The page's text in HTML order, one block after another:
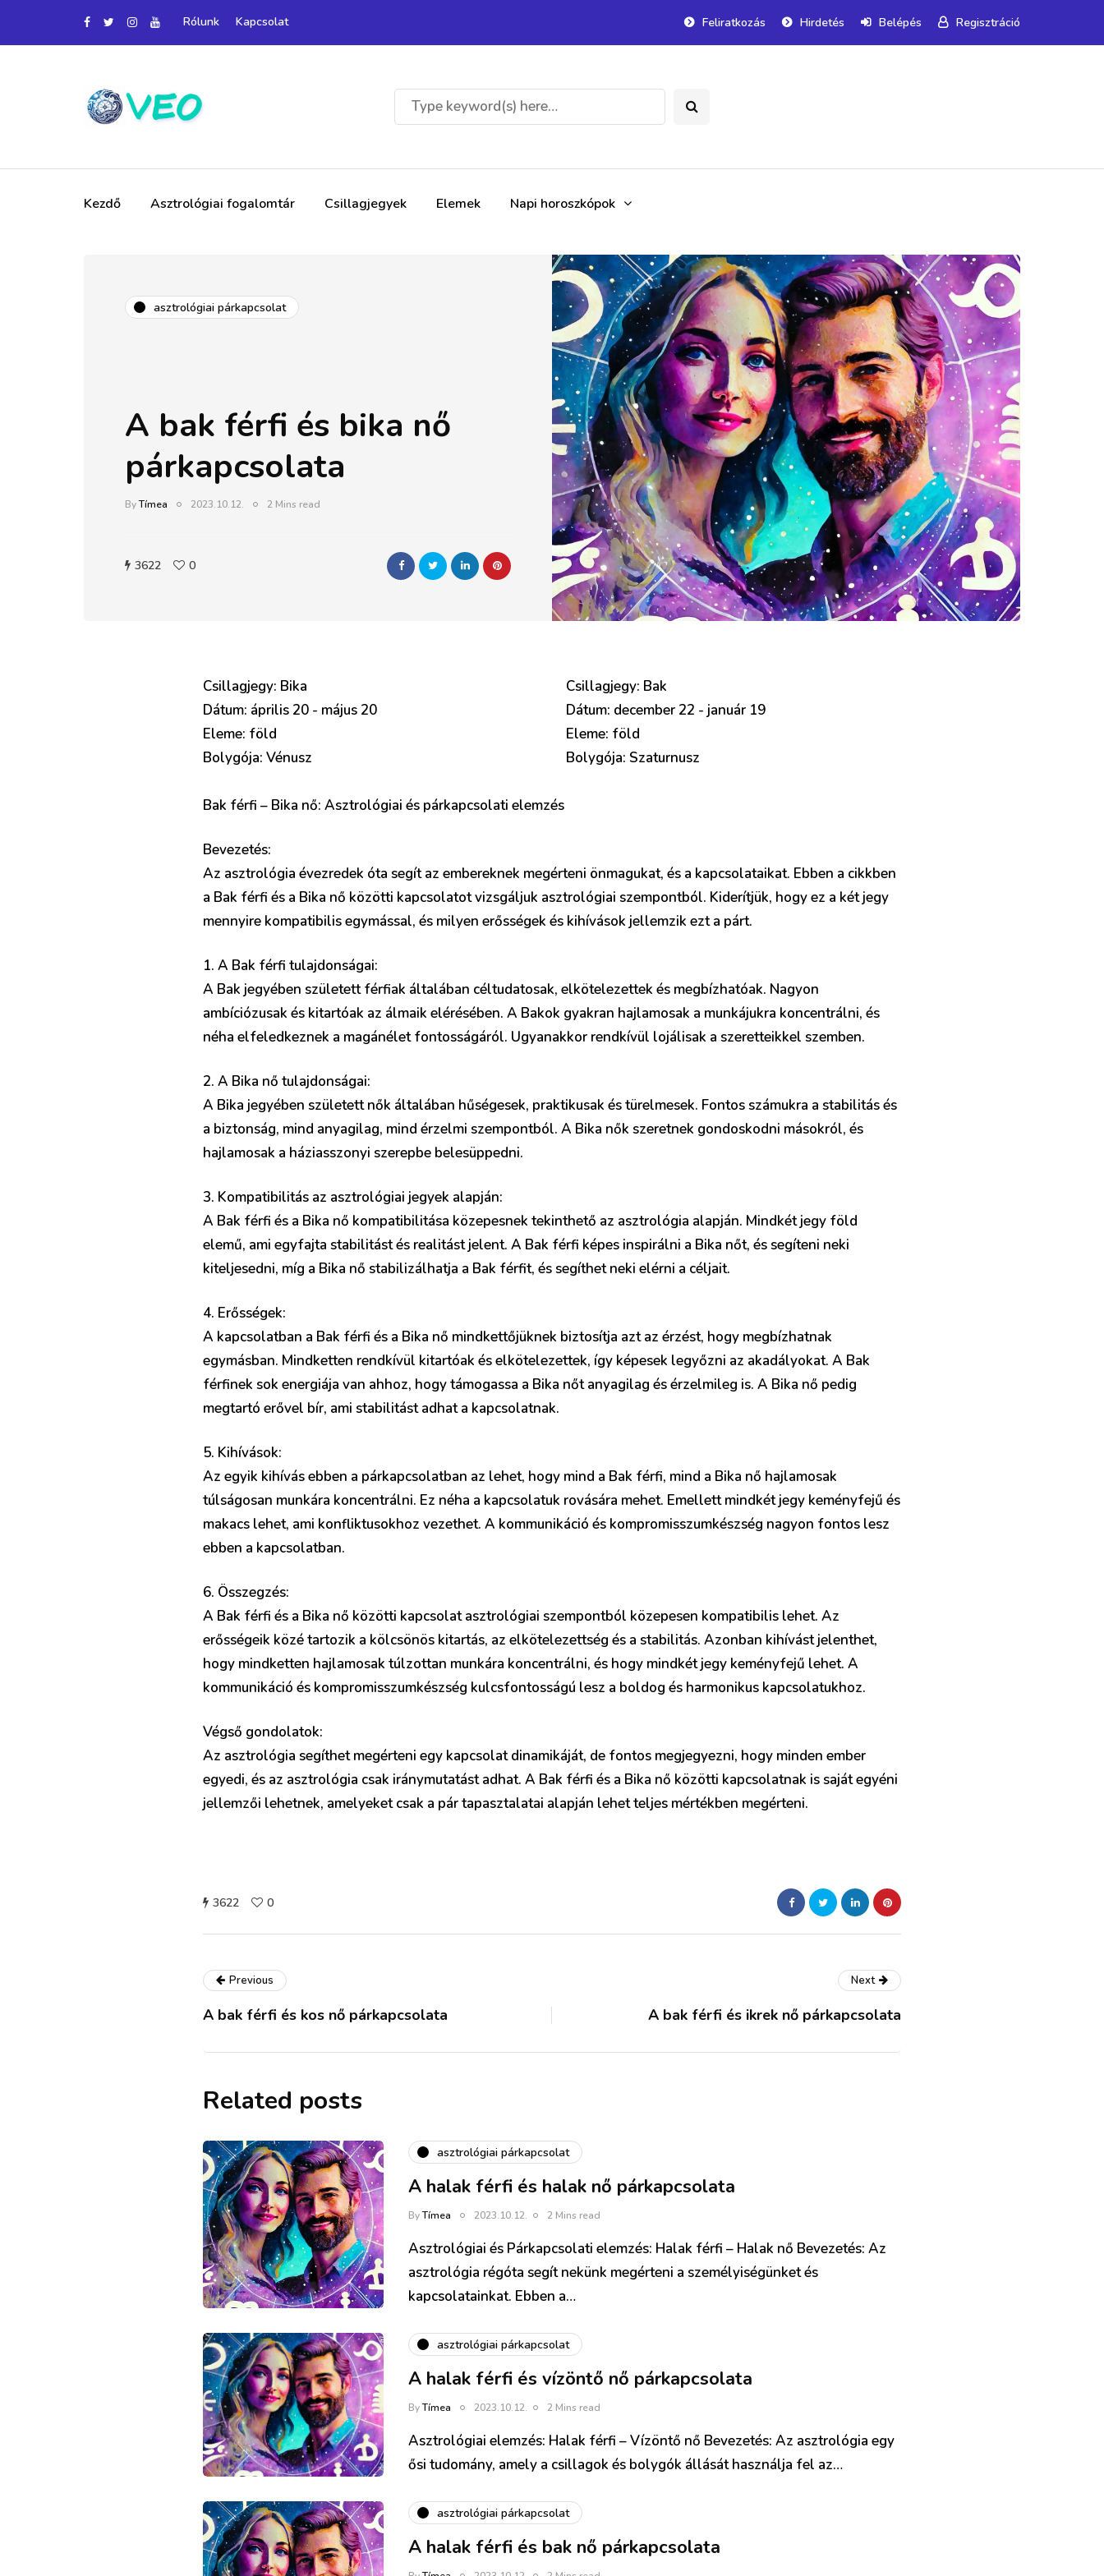
Rólunk Kapcsolat Regisztráció
Belépés
Hirdetés
Feliratkozás
Kezdő Asztrológiai fogalomtár Csillagjegyek Elemek Napi horoszkópok
asztrológiai párkapcsolat
A bak férfi és bika nő
párkapcsolata
ByTímea 2023.10.12. 2 Mins read
3622 0
Csillagjegy: Bika
Dátum: április 20 - május 20
Eleme: föld
Bolygója: Vénusz
Csillagjegy: Bak
Dátum: december 22 - január 19
Eleme: föld
Bolygója: Szaturnusz
Bak férfi – Bika nő: Asztrológiai és párkapcsolati elemzés
Bevezetés:
Az asztrológia évezredek óta segít az embereknek megérteni önmagukat, és a kapcsolataikat. Ebben a cikkben
a Bak férfi és a Bika nő közötti kapcsolatot vizsgáljuk asztrológiai szempontból. Kiderítjük, hogy ez a két jegy
mennyire kompatibilis egymással, és milyen erősségek és kihívások jellemzik ezt a párt.
1. A Bak férfi tulajdonságai:
A Bak jegyében született férfiak általában céltudatosak, elkötelezettek és megbízhatóak. Nagyon
ambíciózusak és kitartóak az álmaik elérésében. A Bakok gyakran hajlamosak a munkájukra koncentrálni, és
néha elfeledkeznek a magánélet fontosságáról. Ugyanakkor rendkívül lojálisak a szeretteikkel szemben.
2. A Bika nő tulajdonságai:
A Bika jegyében született nők általában hűségesek, praktikusak és türelmesek. Fontos számukra a stabilitás és
a biztonság, mind anyagilag, mind érzelmi szempontból. A Bika nők szeretnek gondoskodni másokról, és
hajlamosak a háziasszonyi szerepbe belesüppedni.
3. Kompatibilitás az asztrológiai jegyek alapján:
A Bak férfi és a Bika nő kompatibilitása közepesnek tekinthető az asztrológia alapján. Mindkét jegy föld
elemű, ami egyfajta stabilitást és realitást jelent. A Bak férfi képes inspirálni a Bika nőt, és segíteni neki
kiteljesedni, míg a Bika nő stabilizálhatja a Bak férfit, és segíthet neki elérni a céljait.
4. Erősségek:
A kapcsolatban a Bak férfi és a Bika nő mindkettőjüknek biztosítja azt az érzést, hogy megbízhatnak
egymásban. Mindketten rendkívül kitartóak és elkötelezettek, így képesek legyőzni az akadályokat. A Bak
férfinek sok energiája van ahhoz, hogy támogassa a Bika nőt anyagilag és érzelmileg is. A Bika nő pedig
megtartó erővel bír, ami stabilitást adhat a kapcsolatnak.
5. Kihívások:
Az egyik kihívás ebben a párkapcsolatban az lehet, hogy mind a Bak férfi, mind a Bika nő hajlamosak
túlságosan munkára koncentrálni. Ez néha a kapcsolatuk rovására mehet. Emellett mindkét jegy keményfejű és
makacs lehet, ami konfliktusokhoz vezethet. A kommunikáció és kompromisszumkészség nagyon fontos lesz
ebben a kapcsolatban.
6. Összegzés:
A Bak férfi és a Bika nő közötti kapcsolat asztrológiai szempontból közepesen kompatibilis lehet. Az
erősségeik közé tartozik a kölcsönös kitartás, az elkötelezettség és a stabilitás. Azonban kihívást jelenthet,
hogy mindketten hajlamosak túlzottan munkára koncentrálni, és hogy mindkét jegy keményfejű lehet. A
kommunikáció és kompromisszumkészség kulcsfontosságú lesz a boldog és harmonikus kapcsolatukhoz.
Végső gondolatok:
Az asztrológia segíthet megérteni egy kapcsolat dinamikáját, de fontos megjegyezni, hogy minden ember
egyedi, és az asztrológia csak iránymutatást adhat. A Bak férfi és a Bika nő közötti kapcsolatnak is saját egyéni
jellemzői lehetnek, amelyeket csak a pár tapasztalatai alapján lehet teljes mértékben megérteni.
3622 0
Previous
A bak férfi és kos nő párkapcsolata
Next
A bak férfi és ikrek nő párkapcsolata
Related posts
asztrológiai párkapcsolat
A halak férfi és halak nő párkapcsolata
ByTímea 2023.10.12. 2 Mins read
Asztrológiai és Párkapcsolati elemzés: Halak férfi – Halak nő Bevezetés: Az
asztrológia régóta segít nekünk megérteni a személyiségünket és
kapcsolatainkat. Ebben a…
asztrológiai párkapcsolat
A halak férfi és vízöntő nő párkapcsolata
ByTímea 2023.10.12. 2 Mins read
Asztrológiai elemzés: Halak férfi – Vízöntő nő Bevezetés: Az asztrológia egy
ősi tudomány, amely a csillagok és bolygók állását használja fel az…
asztrológiai párkapcsolat
A halak férfi és bak nő párkapcsolata